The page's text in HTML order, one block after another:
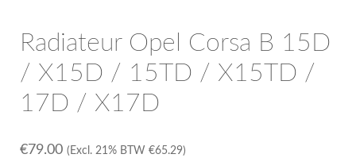
Radiateur Opel Corsa B 15D
/ X15D / 15TD / X15TD /
17D / X17D
€79.00 (Excl. 21% BTW €65.29)